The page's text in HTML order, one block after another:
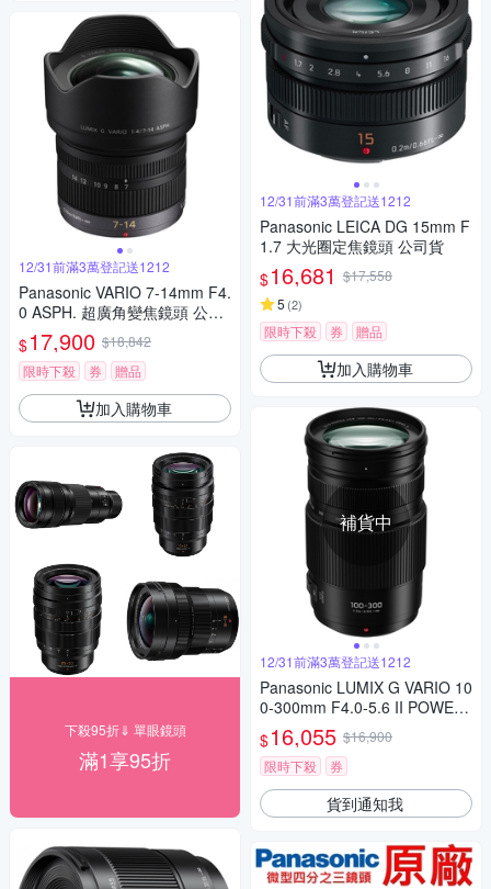
12/31前滿3萬登記送1212
Panasonic VARIO 7-14mm F4.
0 ASPH. 超廣角變焦鏡頭 公司
貨
$17,900 $18,842
限時下殺
券 贈品
加入購物車
下殺95折⇓ 單眼鏡頭
滿1享95折
12/31前滿3萬登記送1212
Panasonic LEICA DG 15mm F
1.7 大光圈定焦鏡頭 公司貨
$16,681 $17,558
5 (2)
限時下殺 券 贈品
加入購物車
補貨中
12/31前滿3萬登記送1212
Panasonic LUMIX G VARIO 10
0-300mm F4.0-5.6 II POWER
O.I.S.二代變焦鏡頭 公司貨
$16,055 $16,900
限時下殺
券
貨到通知我